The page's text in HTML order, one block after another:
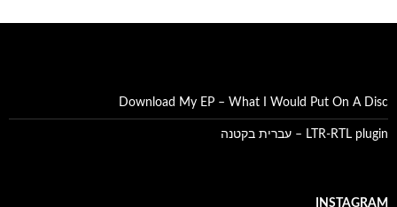
Download My EP – What I Would Put On A Disc
LTR-RTL plugin – עברית בקטנה
INSTAGRAM